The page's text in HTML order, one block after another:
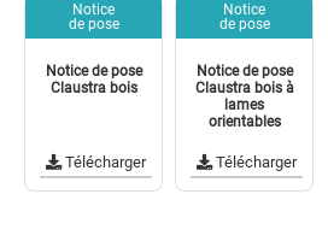
Notice
de pose
Notice de pose
Claustra bois
Télécharger
Notice
de pose
Notice de pose
Claustra bois à
lames
orientables
Télécharger